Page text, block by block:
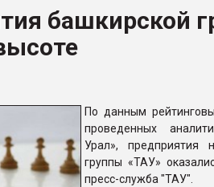
башкирской
По данным
проведенных
Урал», предприятия
группы «ТАУ»
пресс-служба "ТАУ".